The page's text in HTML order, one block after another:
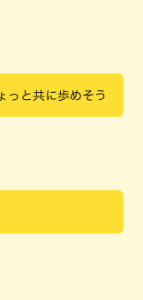
っと共に歩めそう